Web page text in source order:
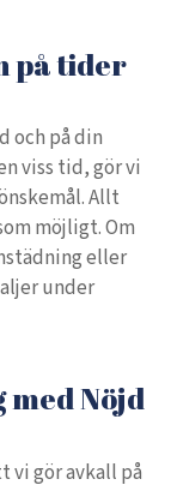
på tider
och på din
viss tid, gör vi
Allt
möjligt. Om
eller
under
Nöjd
vi gör avkall på